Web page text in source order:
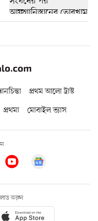
প্রথম আলো ট্রাস্ট
প্রথমা মোবাইল ভ্যাস
করুন